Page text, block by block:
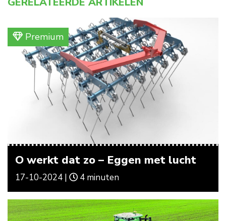
Premium
O werkt dat zo – Eggen met lucht
17-10-2024 | 4 minuten